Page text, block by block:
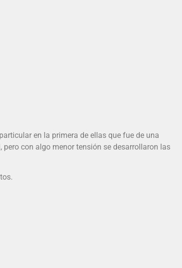
en la primera de ellas que fue de una
pero con algo menor tensión se desarrollaron las